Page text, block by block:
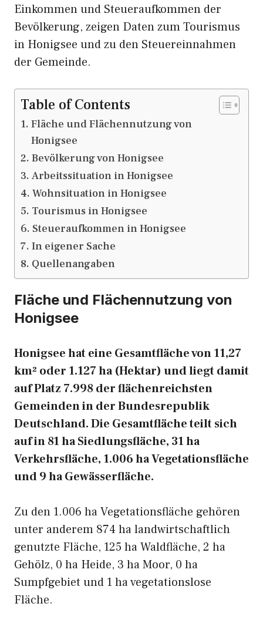
Einkommen und Steueraufkommen der
Bevölkerung, zeigen Daten zum Tourismus
in Honigsee und zu den Steuereinnahmen
der Gemeinde.
Table of Contents
Fläche und Flächennutzung von
Honigsee
Bevölkerung von Honigsee
Arbeitssituation in Honigsee
Wohnsituation in Honigsee
Tourismus in Honigsee
Steueraufkommen in Honigsee
In eigener Sache
Quellenangaben
Fläche und Flächennutzung von
Honigsee
Honigsee hat eine Gesamtfläche von 11,27
km² oder 1.127 ha (Hektar) und liegt damit
auf Platz 7.998 der flächenreichsten
Gemeinden in der Bundesrepublik
Deutschland. Die Gesamtfläche teilt sich
auf in 81 ha Siedlungsfläche, 31 ha
Verkehrsfläche, 1.006 ha Vegetationsfläche
und 9 ha Gewässerfläche.
Zu den 1.006 ha Vegetationsfläche gehören
unter anderem 874 ha landwirtschaftlich
genutzte Fläche, 125 ha Waldfläche, 2 ha
Gehölz, 0 ha Heide, 3 ha Moor, 0 ha
Sumpfgebiet und 1 ha vegetationslose
Fläche.